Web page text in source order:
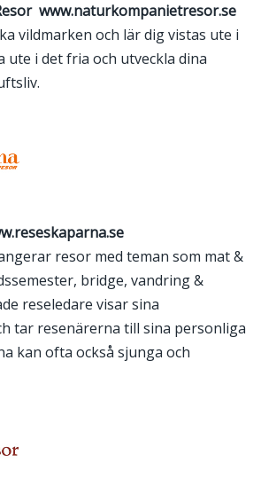
www.naturkompanietresor.se
vildmarken och lär dig vistas ute i
ute i det fria och utveckla dina
resor med teman som mat &
bridge, vandring &
reseledare visar sina
tar resenärerna till sina personliga
kan ofta också sjunga och